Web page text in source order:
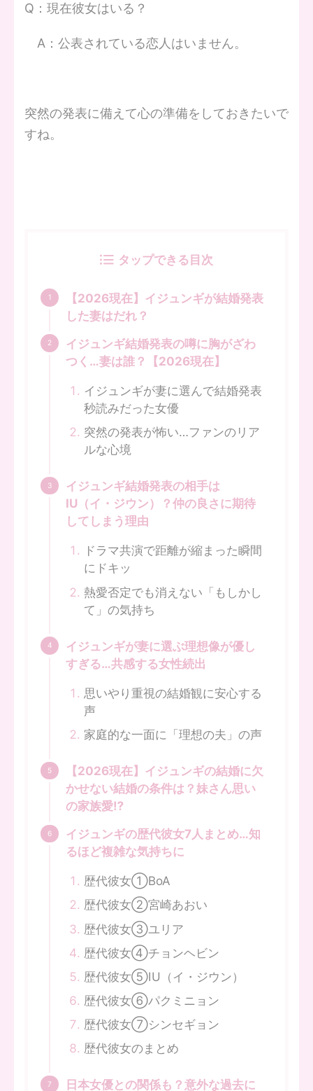
Q：現在彼女はいる？
A：公表されている恋人はいません。
突然の発表に備えて心の準備をしておきたいで
すね。
タップできる目次
【2026現在】イジュンギが結婚発表
した妻はだれ？
イジュンギ結婚発表の噂に胸がざわ
つく…妻は誰？【2026現在】
イジュンギが妻に選んで結婚発表
秒読みだった女優
突然の発表が怖い…ファンのリア
ルな心境
イジュンギ結婚発表の相手は
IU（イ・ジウン）？仲の良さに期待
してしまう理由
ドラマ共演で距離が縮まった瞬間
にドキッ
熱愛否定でも消えない「もしかし
て」の気持ち
イジュンギが妻に選ぶ理想像が優し
すぎる…共感する女性続出
思いやり重視の結婚観に安心する
声
家庭的な一面に「理想の夫」の声
【2026現在】イジュンギの結婚に欠
かせない結婚の条件は？妹さん思い
の家族愛⁉
イジュンギの歴代彼女7人まとめ…知
るほど複雑な気持ちに
歴代彼女①BoA
歴代彼女②宮崎あおい
歴代彼女③ユリア
歴代彼女④チョンヘビン
歴代彼女⑤IU（イ・ジウン）
歴代彼女⑥パクミニョン
歴代彼女⑦シンセギョン
歴代彼女のまとめ
日本女優との関係も？意外な過去に